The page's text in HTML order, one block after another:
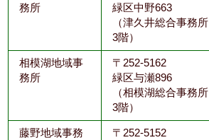
務所
緑区中野663
（津久井総合事務所
3階）
相模湖地域事
務所
〒252-5162
緑区与瀬896
（相模湖総合事務所
3階）
藤野地域事務
〒252-5152